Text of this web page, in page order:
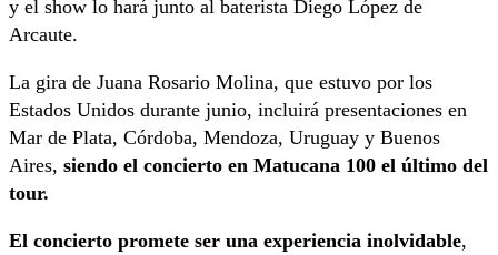
y el show lo hará junto al baterista Diego López de
Arcaute.
La gira de Juana Rosario Molina, que estuvo por los
Estados Unidos durante junio, incluirá presentaciones en
Mar de Plata, Córdoba, Mendoza, Uruguay y Buenos
Aires, siendo el concierto en Matucana 100 el último del
tour.
El concierto promete ser una experiencia inolvidable,